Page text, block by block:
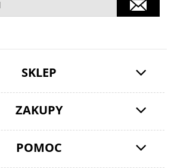
SKLEP
ZAKUPY
POMOC